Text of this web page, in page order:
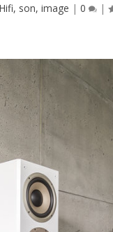
Hifi, son, image |0 |